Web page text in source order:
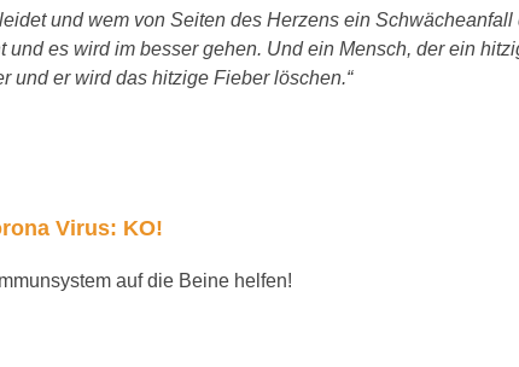
und wem von Seiten des Herzens ein
und es wird im besser gehen. Und ein Mensch, der ein
und er wird das hitzige Fieber löschen.“
Virus: KO!
auf die Beine helfen!